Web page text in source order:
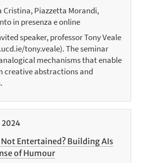
Cristina, Piazzetta Morandi,
in presenza e online
speaker, professor Tony Veale
tony.veale). The seminar
mechanisms that enable
creative abstractions and
2024
Not Entertained? Building AIs
of Humour